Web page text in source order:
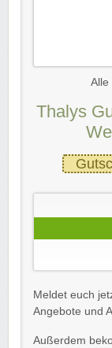
Alle
Thalys
Meldet euch
Angebote und
Außerdem